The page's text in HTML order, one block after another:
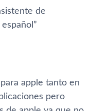
de
”
apple tanto en
pero